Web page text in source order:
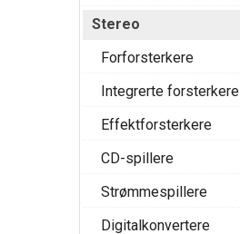
Stereo
Forforsterkere
Integrerte forsterkere
Effektforsterkere
CD-spillere
Strømmespillere
Digitalkonvertere